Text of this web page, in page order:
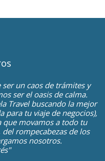
un caos de trámites y
ser el oasis de calma.
Travel buscando la mejor
para tu viaje de negocios),
que movamos a todo tu
rompecabezas de los
nosotros.